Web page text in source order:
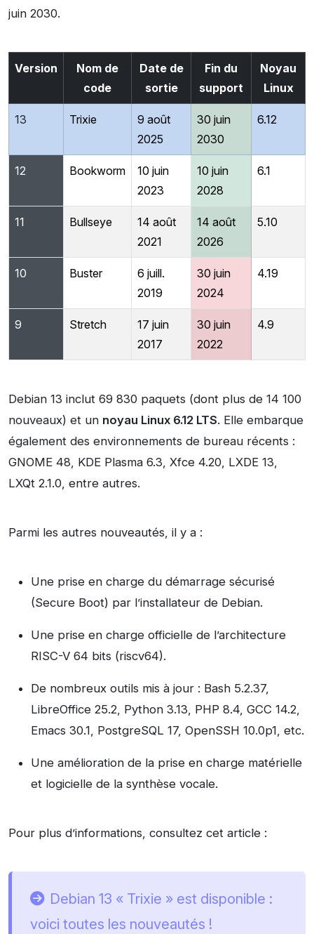
juin 2030.
Version
Nom de
code
Date de
sortie
Fin du
support
Noyau
Linux
13 Trixie
9 août
2025
30 juin
2030
6.12
12 Bookworm
10 juin
2023
10 juin
2028
6.1
11 Bullseye
14 août
2021
14 août
2026
5.10
10 Buster
6 juill.
2019
30 juin
2024
4.19
9 Stretch
17 juin
2017
30 juin
2022
4.9
Debian 13 inclut 69 830 paquets (dont plus de 14 100
nouveaux) et un noyau Linux 6.12 LTS. Elle embarque
également des environnements de bureau récents :
GNOME 48, KDE Plasma 6.3, Xfce 4.20, LXDE 13,
LXQt 2.1.0, entre autres.
Parmi les autres nouveautés, il y a :
Une prise en charge du démarrage sécurisé
(Secure Boot) par l’installateur de Debian.
Une prise en charge officielle de l’architecture
RISC-V 64 bits (riscv64).
De nombreux outils mis à jour : Bash 5.2.37,
LibreOffice 25.2, Python 3.13, PHP 8.4, GCC 14.2,
Emacs 30.1, PostgreSQL 17, OpenSSH 10.0p1, etc.
Une amélioration de la prise en charge matérielle
et logicielle de la synthèse vocale.
Pour plus d’informations, consultez cet article :
Debian 13 « Trixie » est disponible :
voici toutes les nouveautés !